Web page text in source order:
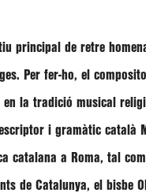
principal de retre
. Per fer-ho, el
en la tradició musical
i gramàtic català
catalana a Roma, tal
de Catalunya, el